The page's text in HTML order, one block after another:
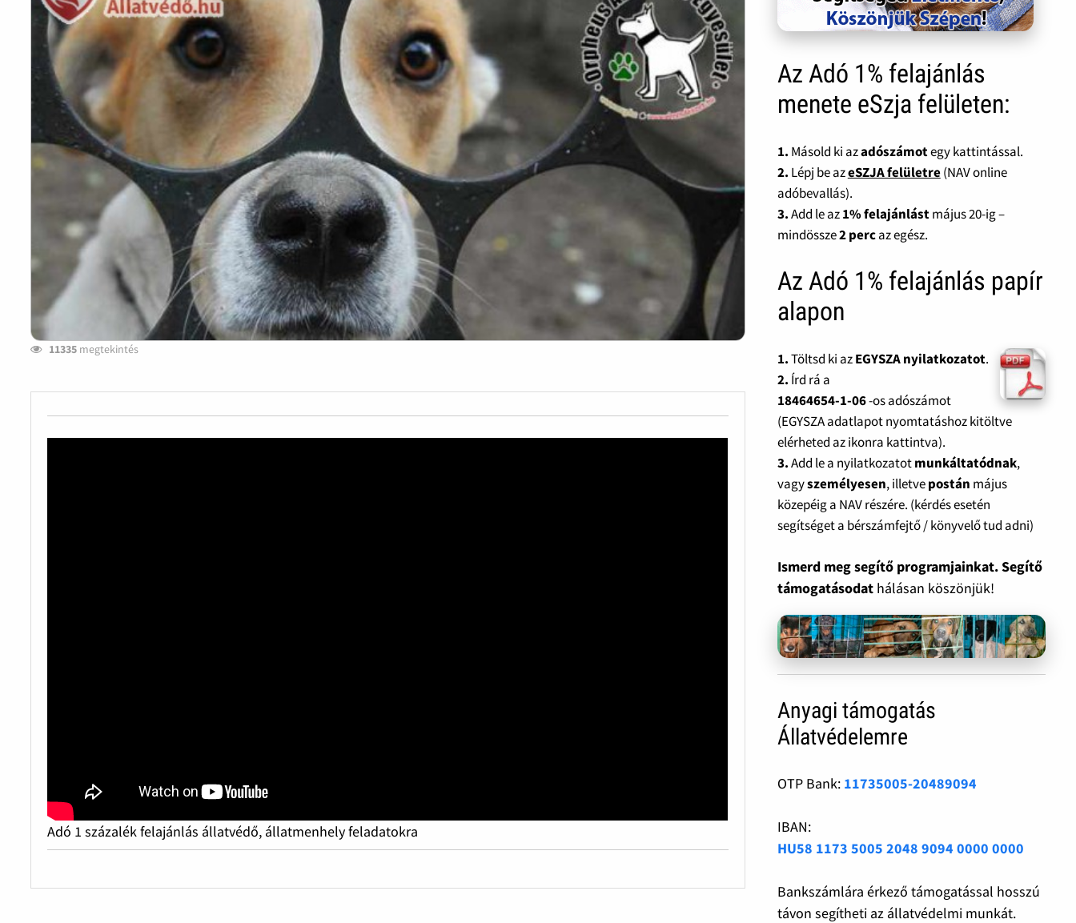
11335 megtekintés
Adó 1 százalék felajánlás állatvédő, állatmenhely feladatokra
Az Adó 1% felajánlás
menete eSzja felületen:
1. Másold ki azadószámotegy kattintással.
2. Lépj be azeSZJA felületre(NAV online
adóbevallás).
3.Add le az1% felajánlástmájus 20-ig –
mindössze2 percaz egész.
Az Adó 1% felajánlás papír
alapon
1.Töltsd ki azEGYSZA nyilatkozatot.
2. Írd rá a
18464654-1-06-os adószámot
(EGYSZA adatlapot nyomtatáshoz kitöltve
elérheted az ikonra kattintva).
3.Add le a nyilatkozatotmunkáltatódnak,
vagyszemélyesen, illetvepostán május
közepéig a NAV részére. (kérdés esetén
segítséget a bérszámfejtő / könyvelő tud adni)
Ismerd meg segítő programjainkat. Segítő
támogatásodat hálásan köszönjük!
Anyagi támogatás
Állatvédelemre
OTP Bank: 11735005-20489094
IBAN:
HU58 1173 5005 2048 9094 0000 0000
Bankszámlára érkező támogatással hosszú
távon segítheti az állatvédelmi munkát.